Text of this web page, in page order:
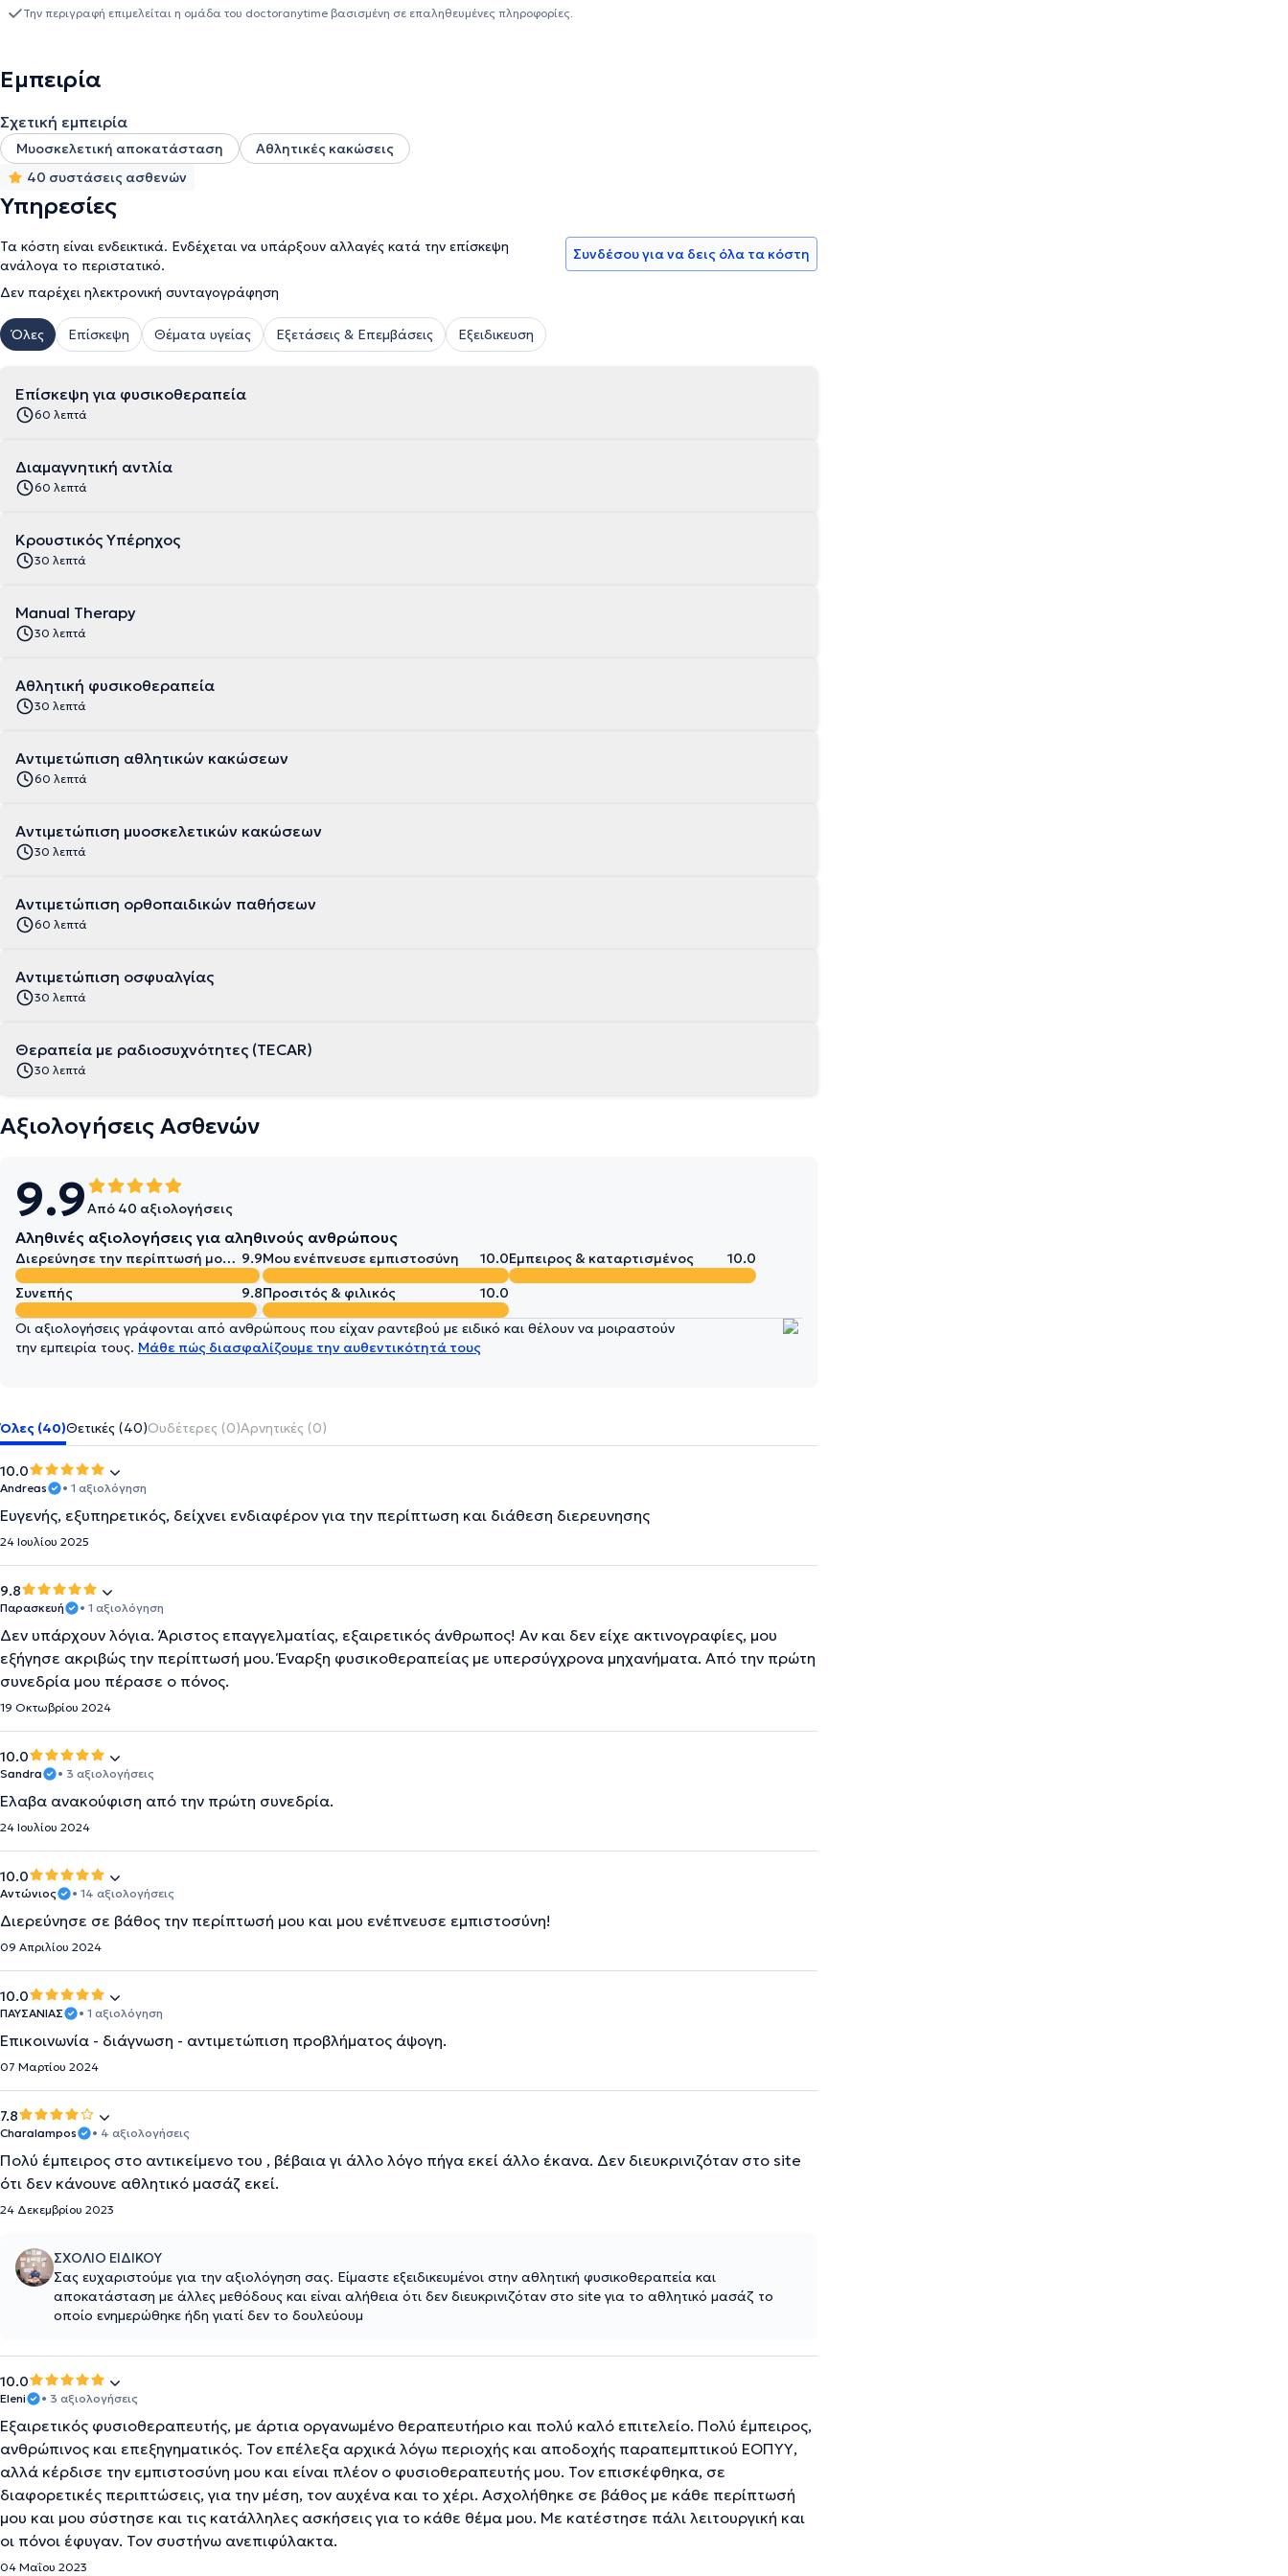
να ανταπεξέλθει σε οποιοδήποτε περιστατικό με κύριο στόχο τη δική σας εξυπηρέτηση. Επιπρόσθετα, πέρα από τις
Την περιγραφή επιμελείται η ομάδα του doctoranytime βασισμένη σε επαληθευμένες πληροφορίες.
Εμπειρία
Σχετική εμπειρία
Μυοσκελετική αποκατάσταση
Αθλητικές κακώσεις
40 συστάσεις ασθενών
Υπηρεσίες
Τα κόστη είναι ενδεικτικά. Ενδέχεται να υπάρξουν αλλαγές κατά την επίσκεψη
ανάλογα το περιστατικό.
Δεν παρέχει ηλεκτρονική συνταγογράφηση
Συνδέσου για να δεις όλα τα κόστη
Όλες Επίσκεψη Θέματα υγείας Εξετάσεις & Επεμβάσεις Εξειδικευση
Επίσκεψη για φυσικοθεραπεία
60 λεπτά
Διαμαγνητική αντλία
60 λεπτά
Κρουστικός Υπέρηχος
30 λεπτά
Manual Therapy
30 λεπτά
Αθλητική φυσικοθεραπεία
30 λεπτά
Αντιμετώπιση αθλητικών κακώσεων
60 λεπτά
Αντιμετώπιση μυοσκελετικών κακώσεων
30 λεπτά
Αντιμετώπιση ορθοπαιδικών παθήσεων
60 λεπτά
Αντιμετώπιση οσφυαλγίας
30 λεπτά
Θεραπεία με ραδιοσυχνότητες (TECAR)
30 λεπτά
Αξιολογήσεις Ασθενών
9.9Από 40 αξιολογήσεις
Αληθινές αξιολογήσεις για αληθινούς ανθρώπους
Διερεύνησε την περίπτωσή μου σε βάθος 9.9Μου ενέπνευσε εμπιστοσύνη 10.0Έμπειρος & καταρτισμένος
10.0
Συνεπής
9.8Προσιτός & φιλικός 10.0
Οι αξιολογήσεις γράφονται από ανθρώπους που είχαν ραντεβού με ειδικό και θέλουν να μοιραστούν
την εμπειρία τους. Μάθε πώς διασφαλίζουμε την αυθεντικότητά τους
Όλες (40)Θετικές (40)Ουδέτερες (0)Αρνητικές (0)
10.0
Andreas • 1 αξιολόγηση
Ευγενής, εξυπηρετικός, δείχνει ενδιαφέρον για την περίπτωση και διάθεση διερευνησης
24 Ιουλίου 2025
9.8
Παρασκευή • 1 αξιολόγηση
Δεν υπάρχουν λόγια. Άριστος επαγγελματίας, εξαιρετικός άνθρωπος! Αν και δεν είχε ακτινογραφίες, μου
εξήγησε ακριβώς την περίπτωσή μου. Έναρξη φυσικοθεραπείας με υπερσύγχρονα μηχανήματα. Από την πρώτη
συνεδρία μου πέρασε ο πόνος.
19 Οκτωβρίου 2024
10.0
Sandra • 3 αξιολογήσεις
Έλαβα ανακούφιση από την πρώτη συνεδρία.
24 Ιουλίου 2024
10.0
Αντώνιος • 14 αξιολογήσεις
Διερεύνησε σε βάθος την περίπτωσή μου και μου ενέπνευσε εμπιστοσύνη!
09 Απριλίου 2024
10.0
ΠΑΥΣΑΝΙΑΣ • 1 αξιολόγηση
Επικοινωνία - διάγνωση - αντιμετώπιση προβλήματος άψογη.
07 Μαρτίου 2024
7.8
Charalampos • 4 αξιολογήσεις
Πολύ έμπειρος στο αντικείμενο του , βέβαια γι άλλο λόγο πήγα εκεί άλλο έκανα. Δεν διευκρινιζόταν στο site
ότι δεν κάνουνε αθλητικό μασάζ εκεί.
24 Δεκεμβρίου 2023
ΣΧΟΛΙΟ ΕΙΔΙΚΟΥ
Σας ευχαριστούμε για την αξιολόγηση σας. Είμαστε εξειδικευμένοι στην αθλητική φυσικοθεραπεία και
αποκατάσταση με άλλες μεθόδους και είναι αλήθεια ότι δεν διευκρινιζόταν στο site για το αθλητικό μασάζ το
οποίο ενημερώθηκε ήδη γιατί δεν το δουλεύουμ
10.0
Eleni • 3 αξιολογήσεις
Εξαιρετικός φυσιοθεραπευτής, με άρτια οργανωμένο θεραπευτήριο και πολύ καλό επιτελείο. Πολύ έμπειρος,
ανθρώπινος και επεξηγηματικός. Τον επέλεξα αρχικά λόγω περιοχής και αποδοχής παραπεμπτικού ΕΟΠΥΥ,
αλλά κέρδισε την εμπιστοσύνη μου και είναι πλέον ο φυσιοθεραπευτής μου. Τον επισκέφθηκα, σε
διαφορετικές περιπτώσεις, για την μέση, τον αυχένα και το χέρι. Ασχολήθηκε σε βάθος με κάθε περίπτωσή
μου και μου σύστησε και τις κατάλληλες ασκήσεις για το κάθε θέμα μου. Με κατέστησε πάλι λειτουργική και
οι πόνοι έφυγαν. Τον συστήνω ανεπιφύλακτα.
04 Μαΐου 2023